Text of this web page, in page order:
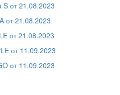
S от 21.08.2023
от 21.08.2023
от 21.08.2023
от 11.09.2023
от 11.09.2023